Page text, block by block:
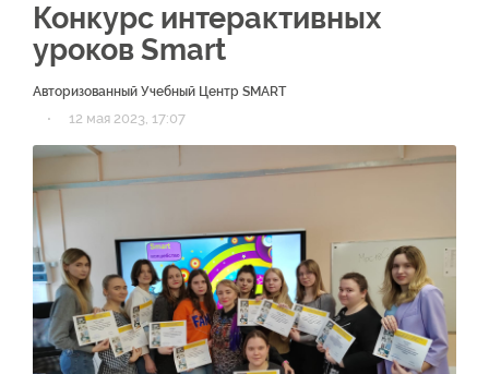
Конкурс интерактивных
уроков Smart
Авторизованный Учебный Центр SMART
· 12 мая 2023, 17:07